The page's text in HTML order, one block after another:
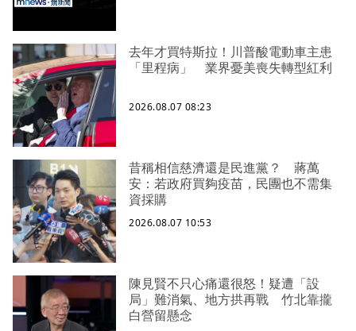
去年才買特斯拉！川普酸電動車主患
「里程病」 業界憂美喪失轉型紅利
2026.08.07 08:23
昔稱相信慈濟還是民進黨？ 蔣萬
安：若政府買夠疫苗，民團也不需集
資採購
2026.08.07 10:53
陳見賢不只心痛還很怒！疑遭「設
局」難消氣、地方拱再戰 竹北靠攏
白營留懸念